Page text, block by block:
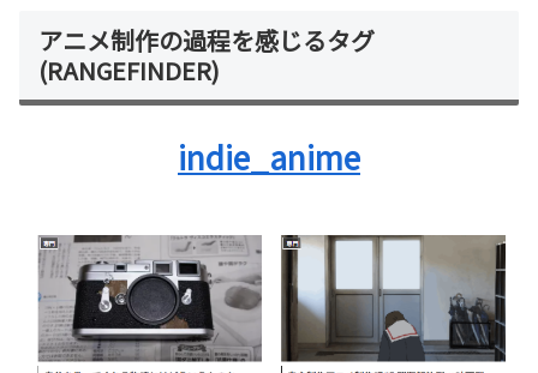
アニメ制作の過程を感じるタグ
(RANGEFINDER)
indie_anime